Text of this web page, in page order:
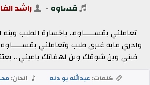
قساوه - راشد
تعاملني بقســـــاوه.. ياخسارة الطيب وينه
وادري مابه غيري طيب وتعاملني
فيني وين شوقك وين لهفاتك ياعيني ..
كلمات: عبدالله بو دله الحان: